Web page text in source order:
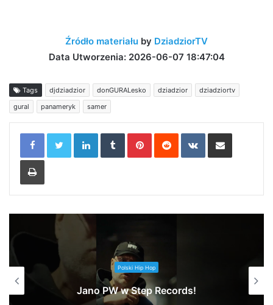
Źródło materiału by DziadziorTV
Data Utworzenia: 2026-06-07 18:47:04
Tags djdziadzior donGURALesko dziadzior
dziadziortv
gural
panameryk samer
LinkedInTumblrPinterestReddit VKontakteShare via Email
Print
Polski Hip Hop
Jano PW w Step Records!